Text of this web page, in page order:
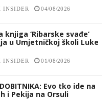
INSIDER 04/08/2026
knjiga ‘Ribarske svađe’
u Umjetničkoj školi Luke
INSIDER 01/08/2026
Evo tko ide na
i Pekija na Orsuli